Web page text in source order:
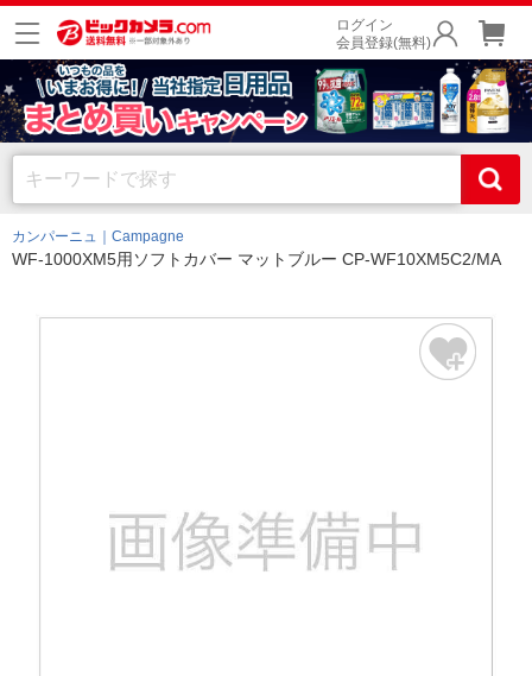
ログイン
会員登録(無料)
カンパーニュ｜Campagne
WF-1000XM5用ソフトカバー マットブルー CP-WF10XM5C2/MA